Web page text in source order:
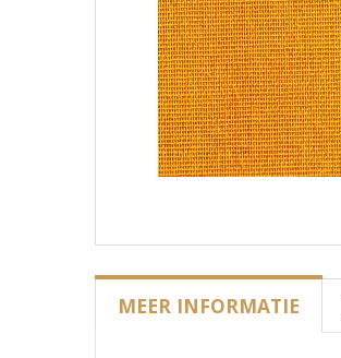
MEER INFORMATIE